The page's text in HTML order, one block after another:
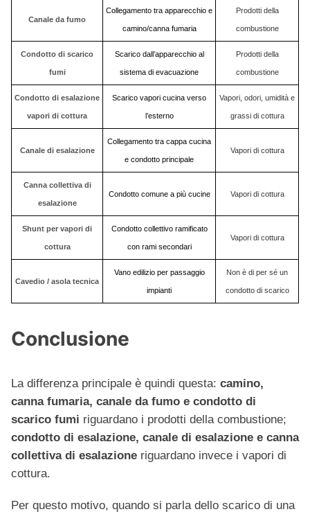
Canale da fumo
Collegamento tra apparecchio e
camino/canna fumaria
Prodotti della
combustione
Condotto di scarico
fumi
Scarico dall’apparecchio al
sistema di evacuazione
Prodotti della
combustione
Condotto di esalazione
vapori di cottura
Scarico vapori cucina verso
l’esterno
Vapori, odori, umidità e
grassi di cottura
Canale di esalazione
Collegamento tra cappa cucina
e condotto principale
Vapori di cottura
Canna collettiva di
esalazione
Condotto comune a più cucine Vapori di cottura
Shunt per vapori di
cottura
Condotto collettivo ramificato
con rami secondari
Vapori di cottura
Cavedio / asola tecnica
Vano edilizio per passaggio
impianti
Non è di per sé un
condotto di scarico
Conclusione
La differenza principale è quindi questa: camino,
canna fumaria, canale da fumo e condotto di
scarico fumi riguardano i prodotti della combustione;
condotto di esalazione, canale di esalazione e canna
collettiva di esalazione riguardano invece i vapori di
cottura.
Per questo motivo, quando si parla dello scarico di una